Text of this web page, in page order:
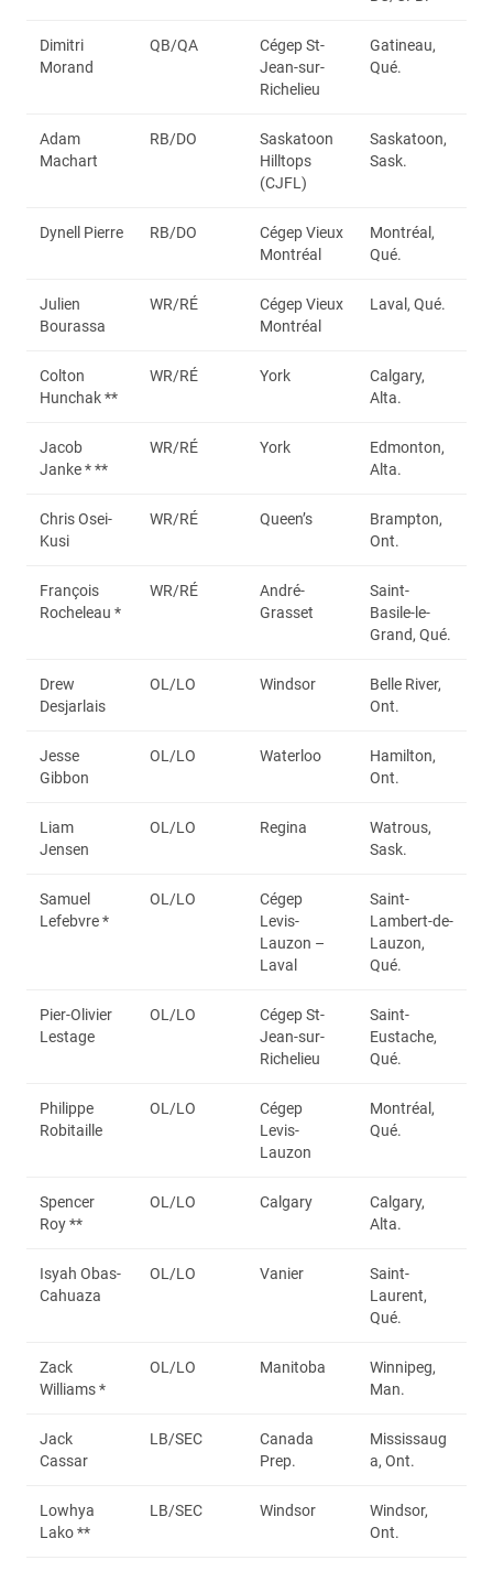
Dimitri
Morand
QB/QA
Cégep St-
Jean-sur-
Richelieu
Gatineau,
Qué.
Adam
Machart
RB/DO
Saskatoon
Hilltops
(CJFL)
Saskatoon,
Sask.
Dynell Pierre RB/DO
Cégep Vieux
Montréal
Montréal,
Qué.
Julien
Bourassa
WR/RÉ
Cégep Vieux
Montréal
Laval, Qué.
Colton
Hunchak **
WR/RÉ York
Calgary,
Alta.
Jacob
Janke * **
WR/RÉ York
Edmonton,
Alta.
Chris Osei-
Kusi
WR/RÉ Queen’s
Brampton,
Ont.
François
Rocheleau *
WR/RÉ
André-
Grasset
Saint-
Basile-le-
Grand, Qué.
Drew
Desjarlais
OL/LO Windsor
Belle River,
Ont.
Jesse
Gibbon
OL/LO Waterloo
Hamilton,
Ont.
Liam
Jensen
OL/LO Regina
Watrous,
Sask.
Samuel
Lefebvre *
OL/LO
Cégep
Levis-
Lauzon –
Laval
Saint-
Lambert-de-
Lauzon,
Qué.
Pier-Olivier
Lestage
OL/LO
Cégep St-
Jean-sur-
Richelieu
Saint-
Eustache,
Qué.
Philippe
Robitaille
OL/LO
Cégep
Levis-
Lauzon
Montréal,
Qué.
Spencer
Roy **
OL/LO Calgary
Calgary,
Alta.
Isyah Obas-
Cahuaza
OL/LO Vanier
Saint-
Laurent,
Qué.
Zack
Williams *
OL/LO Manitoba
Winnipeg,
Man.
Jack
Cassar
LB/SEC
Canada
Prep.
Mississaug
a, Ont.
Lowhya
Lako **
LB/SEC Windsor
Windsor,
Ont.